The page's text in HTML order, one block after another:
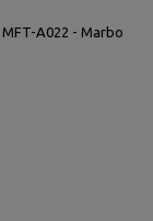
A022 - Marbo